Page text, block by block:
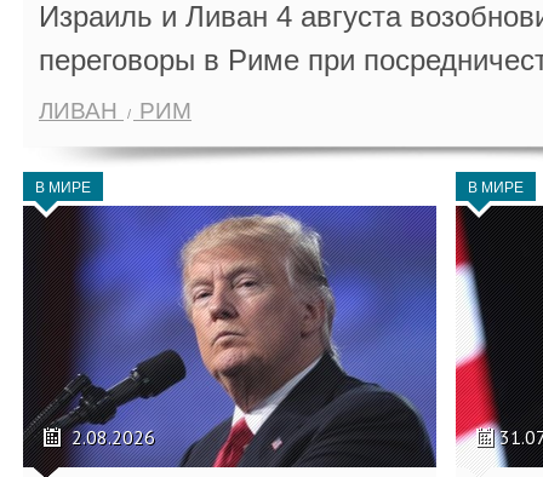
Израиль и Ливан 4 августа
переговоры в Риме при
ЛИВАН РИМ
В МИРЕ
2.08.2026
В МИРЕ